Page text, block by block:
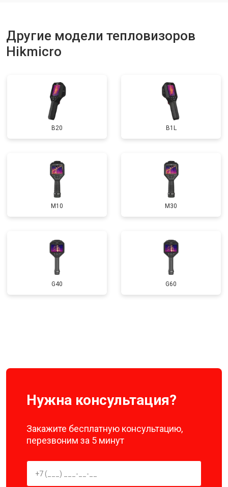
Другие модели тепловизоров
Hikmicro
B20 B1L
M10 M30
G40 G60
Нужна консультация?
Закажите бесплатную консультацию,
перезвоним за 5 минут